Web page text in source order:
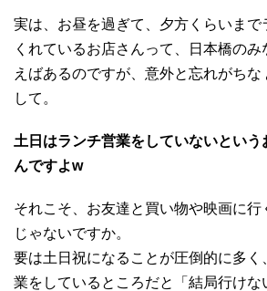
実は、お昼を過ぎて、夕方くらいまで
くれているお店さんって、日本橋の
えばあるのですが、意外と忘れがちな
して。
土日はランチ営業をしていないとい
んですよw
それこそ、お友達と買い物や映画に行
じゃないですか。
要は土日祝になることが圧倒的に多く
業をしているところだと「結局行け